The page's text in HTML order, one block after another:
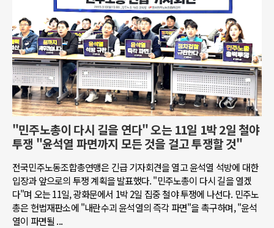
"민주노총이 다시 길을 연다" 오는 11일 1박 2일 철야
투쟁 "윤석열 파면까지 모든 것을 걸고 투쟁할 것"
전국민주노동조합총연맹은 긴급 기자회견을 열고 윤석열 석방에 대한
입장과 앞으로의 투쟁 계획을 발표했다. "민주노총이 다시 길을 열겠
다"며 오는 11일, 광화문에서 1박 2일 집중 철야 투쟁에 나선다. 민주노
총은 헌법재판소에 "내란수괴 윤석열의 즉각 파면"을 촉구하며, "윤석
열이 파면될 ...